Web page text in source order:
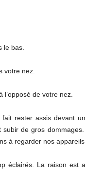
le bas.
votre nez.
de votre nez.
rester assis devant
de gros
à regarder nos
éclairés. La raison est